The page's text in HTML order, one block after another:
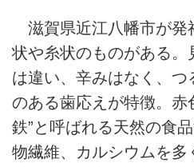
滋賀県近江八幡市が発
状や糸状のものがある。
は違い、辛みはなく、つ
のある歯応えが特徴。赤
鉄”と呼ばれる天然の食
物繊維、カルシウムを多